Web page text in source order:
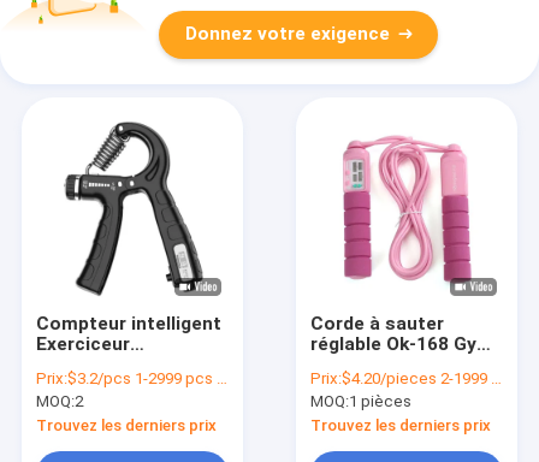
Donnez votre exigence
Compteur intelligent
Exerciceur
poignet Appuyeur de
main Appuyeur de
main Outil
d'entraînement
Prix:$3.2/pcs 1-2999 pcs , $2.9 /pcs >= 3000 pcs
MOQ:2
Trouvez les derniers prix
Corde à sauter
réglable Ok-168 Gym
Corde à vitesse de
roulement réglable
directe
Prix:$4.20/pieces 2-1999 pieces
MOQ:1 pièces
Trouvez les derniers prix